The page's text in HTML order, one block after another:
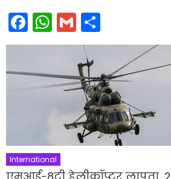
Facebook
WhatsApp
Gmail
International